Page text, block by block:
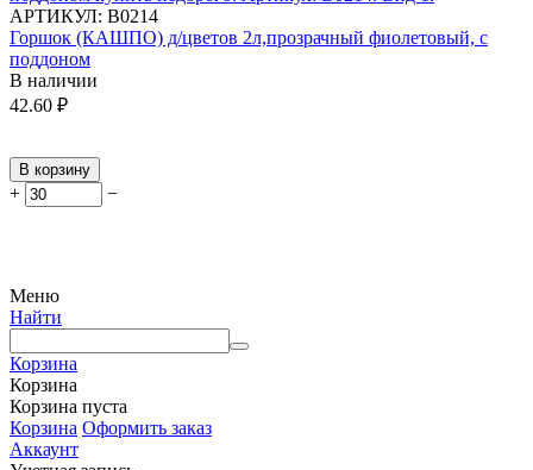
АРТИКУЛ: В0214
Горшок (КАШПО) д/цветов 2л,прозрачный фиолетовый, с
поддоном
В наличии
42.60 ₽
В корзину
+ −
Меню
Найти
Корзина
Корзина
Корзина пуста
Корзина Оформить заказ
Аккаунт